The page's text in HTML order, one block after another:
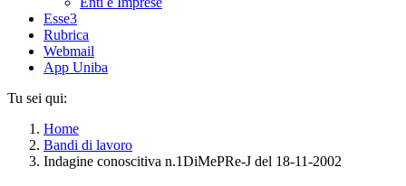
Esse3
Rubrica
Webmail
App Uniba
Tu sei qui:
Home
Bandi di lavoro
Indagine conoscitiva n.1DiMePRe-J del 18-11-2002